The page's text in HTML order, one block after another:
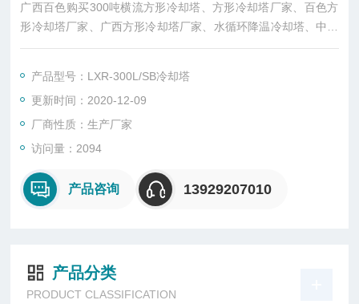
广西百色购买300吨横流方形冷却塔、方形冷却塔厂家、百色方
形冷却塔厂家、广西方形冷却塔厂家、水循环降温冷却塔、中央
空调降温方形冷却塔、LXR-300L/SB横流方形冷却塔购买选择安
产品型号：LXR-300L/SB冷却塔
更新时间：2020-12-09
厂商性质：生产厂家
访问量：2094
产品咨询 13929207010
产品分类
PRODUCT CLASSIFICATION